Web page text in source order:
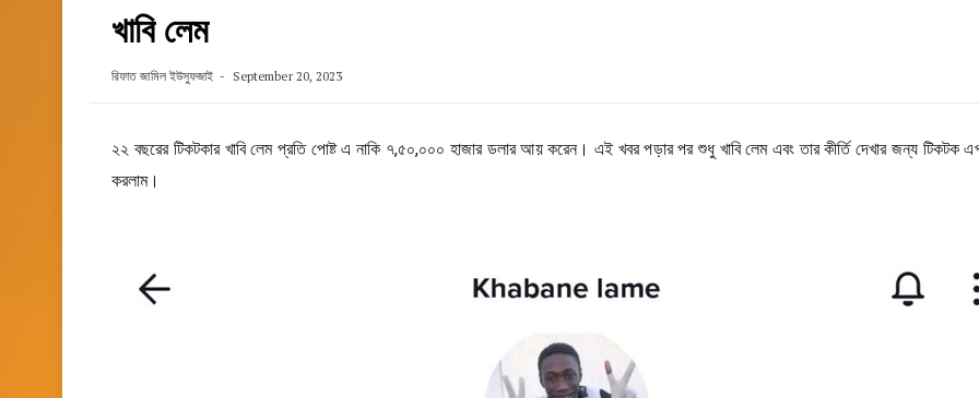
খাবি লেম
রিফাত জামিল ইউসুফজাই September 20, 2023
২২ বছরের টিকটকার খাবি লেম প্রতি পোষ্ট এ নাকি ৭,৫০,০০০ হাজার ডলার আয় করেন। এই খবর পড়ার পর শুধু খাবি লেম এবং তার কীর্তি দেখার জন্য টিকটক
করলাম।